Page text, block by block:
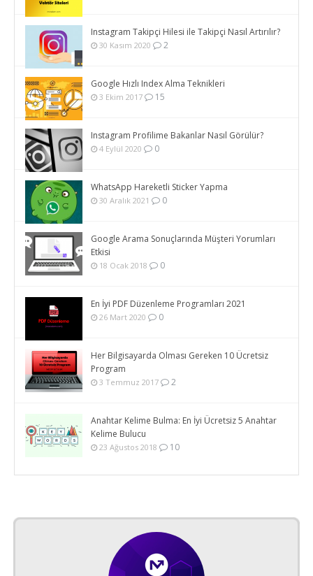
Instagram Takipçi Hilesi ile Takipçi Nasıl Artırılır?
30 Kasım 2020 2
Google Hızlı Index Alma Teknikleri
3 Ekim 2017 15
Instagram Profilime Bakanlar Nasıl Görülür?
4 Eylül 2020 0
WhatsApp Hareketli Sticker Yapma
30 Aralık 2021 0
Google Arama Sonuçlarında Müşteri Yorumları
Etkisi
18 Ocak 2018 0
En İyi PDF Düzenleme Programları 2021
26 Mart 2020 0
Her Bilgisayarda Olması Gereken 10 Ücretsiz
Program
3 Temmuz 2017 2
Anahtar Kelime Bulma: En İyi Ücretsiz 5 Anahtar
Kelime Bulucu
23 Ağustos 2018 10